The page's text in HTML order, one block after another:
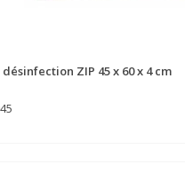
ZIP 45 x 60 x 4 cm